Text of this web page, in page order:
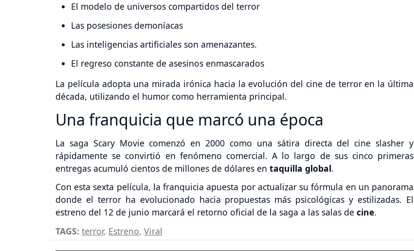
El modelo de universos compartidos del terror
Las posesiones demoníacas
Las inteligencias artificiales son amenazantes.
El regreso constante de asesinos enmascarados
La película adopta una mirada irónica hacia la evolución del cine de terror en la última
década, utilizando el humor como herramienta principal.
Una franquicia que marcó una época
La saga Scary Movie comenzó en 2000 como una sátira directa del cine slasher y
rápidamente se convirtió en fenómeno comercial. A lo largo de sus cinco primeras
entregas acumuló cientos de millones de dólares en taquilla global.
Con esta sexta película, la franquicia apuesta por actualizar su fórmula en un panorama
donde el terror ha evolucionado hacia propuestas más psicológicas y estilizadas. El
estreno del 12 de junio marcará el retorno oficial de la saga a las salas de cine.
TAGS: terror, Estreno, Viral